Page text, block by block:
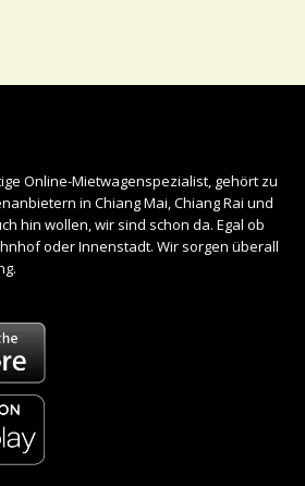
Online-Mietwagenspezialist, gehört zu
in Chiang Mai, Chiang Rai und
hin wollen, wir sind schon da. Egal ob
oder Innenstadt. Wir sorgen überall